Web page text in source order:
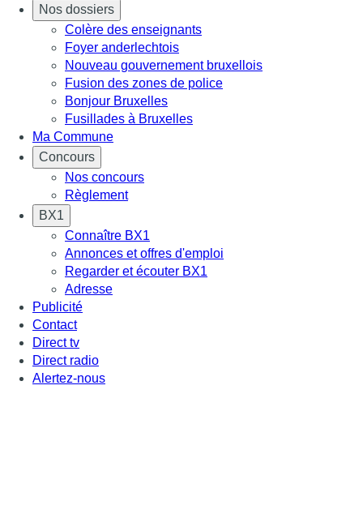
Nos dossiers
Colère des enseignants
Foyer anderlechtois
Nouveau gouvernement bruxellois
Fusion des zones de police
Bonjour Bruxelles
Fusillades à Bruxelles
Ma Commune
Concours
Nos concours
Règlement
BX1
Connaître BX1
Annonces et offres d'emploi
Regarder et écouter BX1
Adresse
Publicité
Contact
Direct tv
Direct radio
Alertez-nous